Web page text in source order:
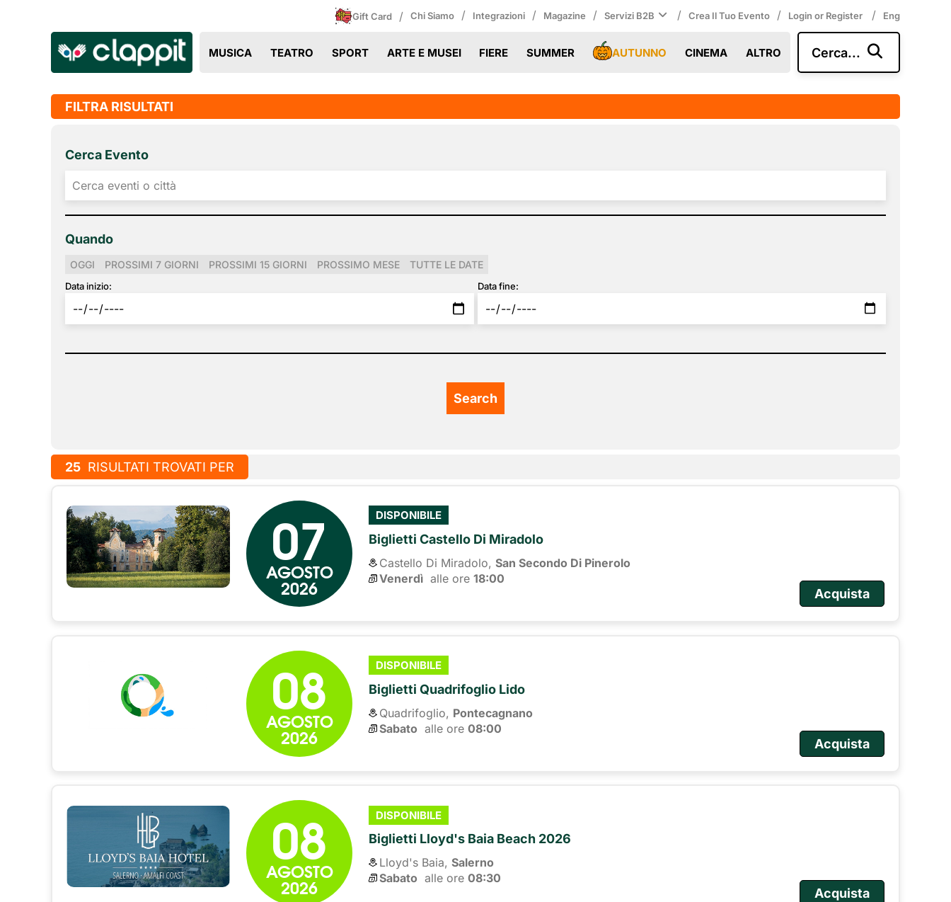
Gift Card / Chi Siamo / Integrazioni / Magazine / Servizi B2B / Crea Il Tuo Evento / Login or Register / Eng
MUSICA TEATRO SPORT ARTE E MUSEI FIERE SUMMER AUTUNNO CINEMA ALTRO Cerca...
FILTRA RISULTATI
Cerca Evento
Quando
OGGI PROSSIMI 7 GIORNI PROSSIMI 15 GIORNI PROSSIMO MESE TUTTE LE DATE
Data inizio: Data fine:
25 RISULTATI TROVATI PER
07
AGOSTO
2026
DISPONIBILE
Biglietti Castello Di Miradolo
Castello Di Miradolo, San Secondo Di Pinerolo
Venerdì alle ore 18:00
Acquista
08
AGOSTO
2026
DISPONIBILE
Biglietti Quadrifoglio Lido
Quadrifoglio, Pontecagnano
Sabato alle ore 08:00
Acquista
08
AGOSTO
2026
DISPONIBILE
Biglietti Lloyd's Baia Beach 2026
Lloyd's Baia, Salerno
Sabato alle ore 08:30
Acquista